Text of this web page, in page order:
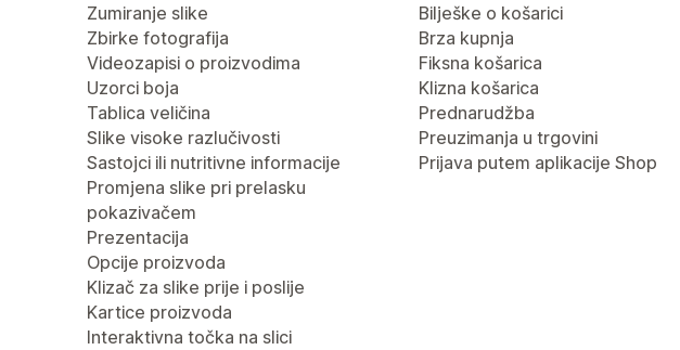
Zumiranje slike
Zbirke fotografija
Videozapisi o proizvodima
Uzorci boja
Tablica veličina
Slike visoke razlučivosti
Sastojci ili nutritivne informacije
Promjena slike pri prelasku
pokazivačem
Prezentacija
Opcije proizvoda
Klizač za slike prije i poslije
Kartice proizvoda
Interaktivna točka na slici
Bilješke o košarici
Brza kupnja
Fiksna košarica
Klizna košarica
Prednarudžba
Preuzimanja u trgovini
Prijava putem aplikacije Shop